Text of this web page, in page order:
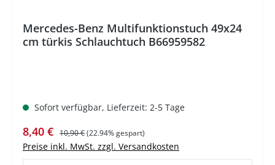
Mercedes-Benz Multifunktionstuch 49x24
cm türkis Schlauchtuch B66959582
Sofort verfügbar, Lieferzeit: 2-5 Tage
Verkaufspreis:
8,40 € Regulärer Preis:
10,90 €(22.94% gespart)
Preise inkl. MwSt. zzgl. Versandkosten